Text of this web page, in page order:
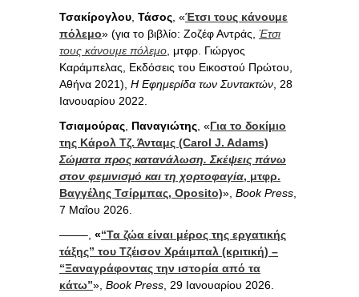
Τσακίρογλου, Τάσος, «Έτσι τους κάνουμε
πόλεμο» (για το βιβλίο: Ζοζέφ Αντράς, Έτσι
τους κάνουμε πόλεμο, μτφρ. Γιώργος
Καράμπελας, Εκδόσεις του Εικοστού Πρώτου,
Αθήνα 2021), Η Εφημερίδα των Συντακτών, 28
Ιανουαρίου 2022.
Τσιαμούρας, Παναγιώτης, «Για το δοκίμιο
της Κάρολ Τζ. Άνταμς (Carol J. Adams)
Σώματα προς κατανάλωση. Σκέψεις πάνω
στον φεμινισμό και τη χορτοφαγία, μτφρ.
Βαγγέλης Τσίρμπας, Oposito)», Book Press,
7 Μαΐου 2026.
——–, «“Τα ζώα είναι μέρος της εργατικής
τάξης” του Τζέισον Χράιμπαλ (κριτική) –
“Ξαναγράφοντας την ιστορία από τα
κάτω”», Book Press, 29 Ιανουαρίου 2026.